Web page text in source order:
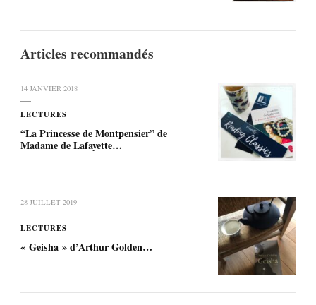
Articles recommandés
14 JANVIER 2018
LECTURES
“La Princesse de Montpensier” de
Madame de Lafayette…
28 JUILLET 2019
LECTURES
« Geisha » d’Arthur Golden…